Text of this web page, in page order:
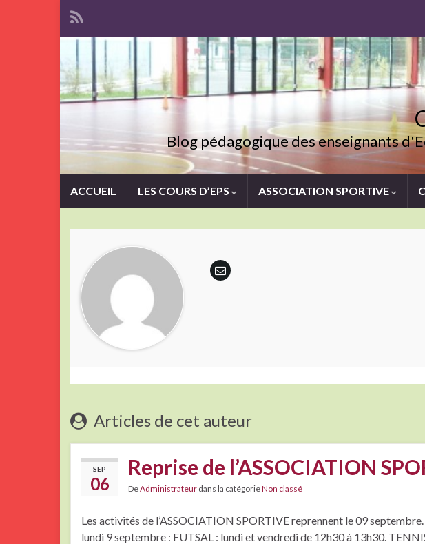
Blog pédagogique des enseignants
ACCUEIL LES COURS D’EPS ASSOCIATION SPORTIVE
Articles de cet auteur
SEP
06
Reprise de l’ASSOCIATION
DeAdministrateur dans la catégorieNon classé
Les activités de l’ASSOCIATION SPORTIVE reprennent le 09
lundi 9 septembre : FUTSAL : lundi et vendredi de 12h30 à 13h30.